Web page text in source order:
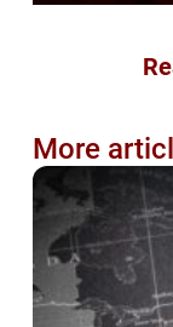
More